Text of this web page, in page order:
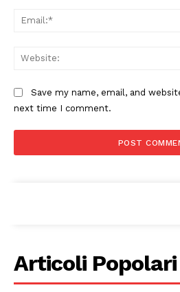
Save my name, email, and
next time I comment.
Articoli Popolari